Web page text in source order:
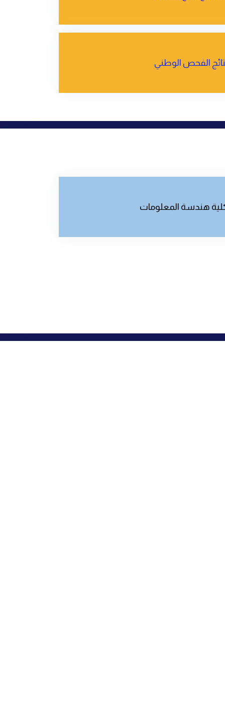
الفحص الوطني
هندسة المعلومات